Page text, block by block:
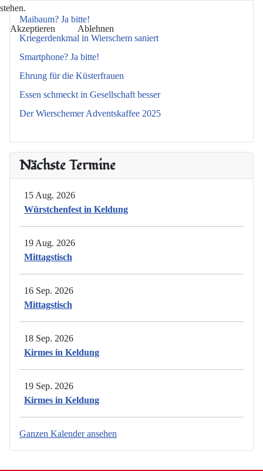
Maibaum? Ja bitte!
Kriegerdenkmal in Wierschem saniert
Smartphone? Ja bitte!
Ehrung für die Küsterfrauen
Essen schmeckt in Gesellschaft besser
Der Wierschemer Adventskaffee 2025
Nächste Termine
15 Aug. 2026
Würstchenfest in Keldung
19 Aug. 2026
Mittagstisch
16 Sep. 2026
Mittagstisch
18 Sep. 2026
Kirmes in Keldung
19 Sep. 2026
Kirmes in Keldung
Ganzen Kalender ansehen
stehen.
Akzeptieren Ablehnen